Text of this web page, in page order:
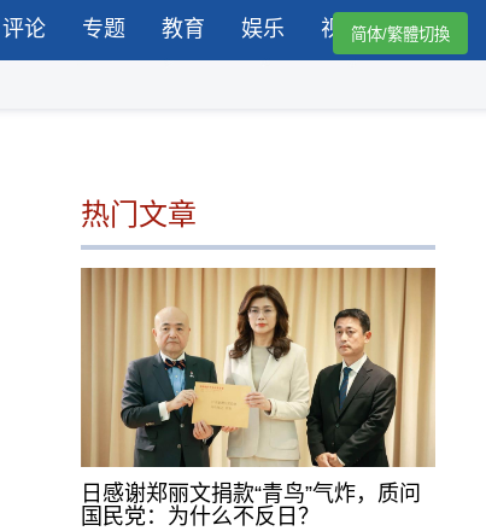
评论 专题 教育 娱乐 视频简体/繁體切換
热门文章
日感谢郑丽文捐款“青鸟”气炸，质问
国民党：为什么不反日？